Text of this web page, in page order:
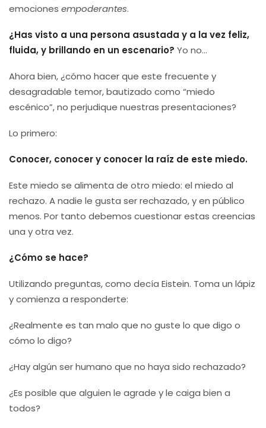
emociones empoderantes.
¿Has visto a una persona asustada y a la vez feliz,
fluida, y brillando en un escenario? Yo no…
Ahora bien, ¿cómo hacer que este frecuente y
desagradable temor, bautizado como “miedo
escénico”, no perjudique nuestras presentaciones?
Lo primero:
Conocer, conocer y conocer la raíz de este miedo.
Este miedo se alimenta de otro miedo: el miedo al
rechazo. A nadie le gusta ser rechazado, y en público
menos. Por tanto debemos cuestionar estas creencias
una y otra vez.
¿Cómo se hace?
Utilizando preguntas, como decía Eistein. Toma un lápiz
y comienza a responderte:
¿Realmente es tan malo que no guste lo que digo o
cómo lo digo?
¿Hay algún ser humano que no haya sido rechazado?
¿Es posible que alguien le agrade y le caiga bien a
todos?